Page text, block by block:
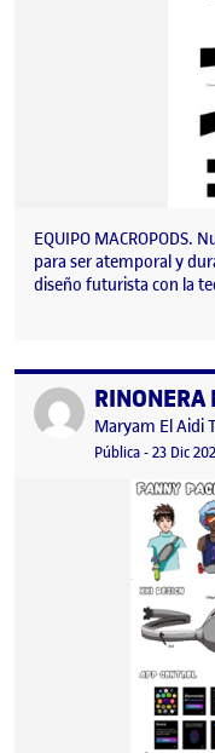
EQUIPO MACROPODS.
para ser atemporal y
diseño futurista con la
Publicado por
Publicado por
Maryam El Aidi
Visibilidad:
Pública-Fecha de
23 Dic